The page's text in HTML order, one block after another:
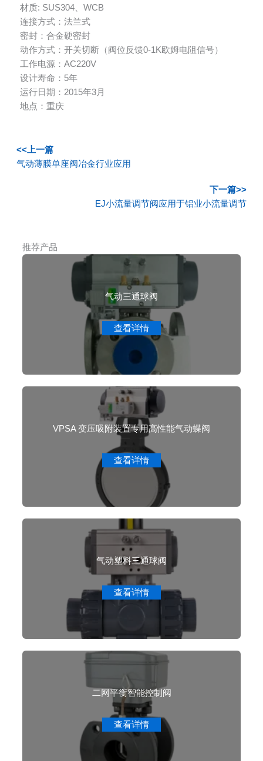
材质: SUS304、WCB
连接方式：法兰式
密封：合金硬密封
动作方式：开关切断（阀位反馈0-1K欧姆电阻信号）
工作电源：AC220V
设计寿命：5年
运行日期：2015年3月
地点：重庆
<<上一篇
气动薄膜单座阀冶金行业应用
下一篇>>
EJ小流量调节阀应用于铝业小流量调节
推荐产品
气动三通球阀
查看详情
VPSA 变压吸附装置专用高性能气动蝶阀
查看详情
气动塑料三通球阀
查看详情
二网平衡智能控制阀
查看详情